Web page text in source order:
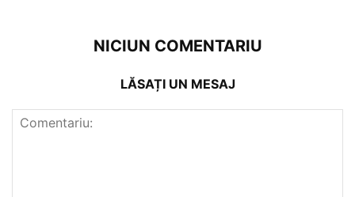
NICIUN COMENTARIU
LĂSAȚI UN MESAJ